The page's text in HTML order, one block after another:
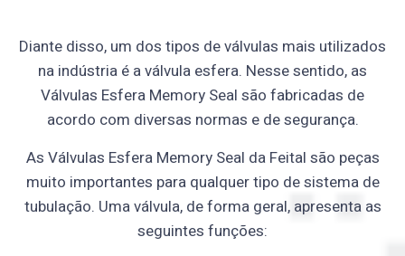
Diante disso, um dos tipos de válvulas mais utilizados
na indústria é a válvula esfera. Nesse sentido, as
Válvulas Esfera Memory Seal são fabricadas de
acordo com diversas normas e de segurança.
As Válvulas Esfera Memory Seal da Feital são peças
muito importantes para qualquer tipo de sistema de
tubulação. Uma válvula, de forma geral, apresenta as
seguintes funções: